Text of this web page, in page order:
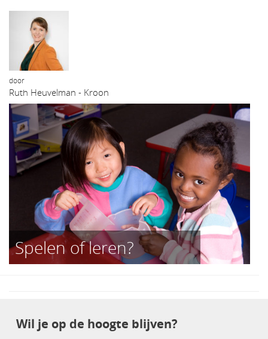
door
Ruth Heuvelman - Kroon
Spelen of leren?
Wil je op de hoogte blijven?